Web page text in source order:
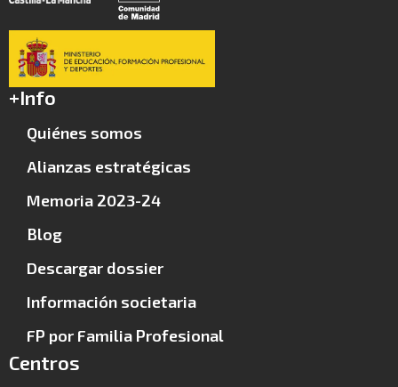
+Info
Quiénes somos
Alianzas estratégicas
Memoria 2023-24
Blog
Descargar dossier
Información societaria
FP por Familia Profesional
Centros